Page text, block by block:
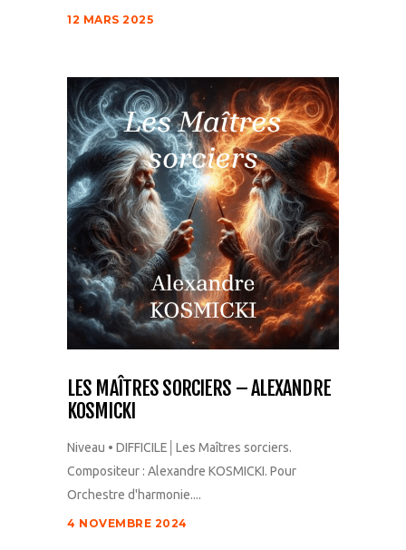
12 MARS 2025
LES MAÎTRES SORCIERS – ALEXANDRE
KOSMICKI
Niveau • DIFFICILE│Les Maîtres sorciers.
Compositeur : Alexandre KOSMICKI. Pour
Orchestre d'harmonie....
4 NOVEMBRE 2024